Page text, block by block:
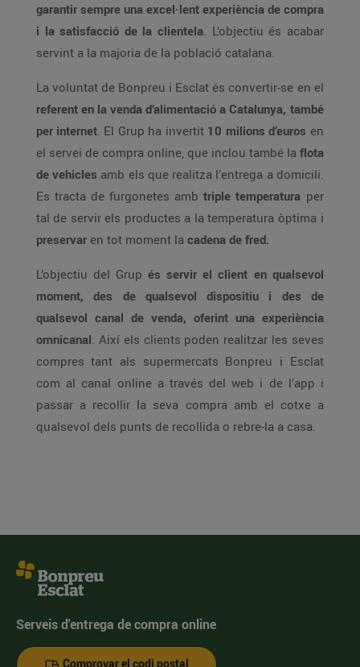
garantir sempre una excel·lent experiència de compra
i la satisfacció de la clientela. L’objectiu és acabar
servint a la majoria de la població catalana.
La voluntat de Bonpreu i Esclat és convertir-se en el
referent en la venda d’alimentació a Catalunya, també
per internet. El Grup ha invertit 10 milions d’euros en
el servei de compra online, que inclou també la flota
de vehicles amb els que realitza l’entrega a domicili.
Es tracta de furgonetes amb triple temperatura per
tal de servir els productes a la temperatura òptima i
preservar en tot moment la cadena de fred.
L’objectiu del Grup és servir el client en qualsevol
moment, des de qualsevol dispositiu i des de
qualsevol canal de venda, oferint una experiència
omnicanal. Així els clients poden realitzar les seves
compres tant als supermercats Bonpreu i Esclat
com al canal online a través del web i de l’app i
passar a recollir la seva compra amb el cotxe a
qualsevol dels punts de recollida o rebre-la a casa.
Serveis d'entrega de compra online
Comprovar el codi postal